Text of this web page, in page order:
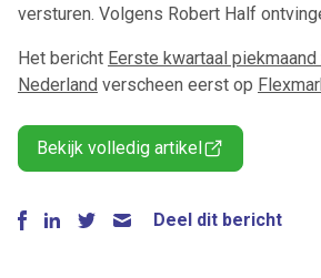
versturen. Volgens Robert Half
Het bericht Eerste kwartaal
Nederland verscheen eerst op
Bekijk volledig artikel
Deel dit bericht